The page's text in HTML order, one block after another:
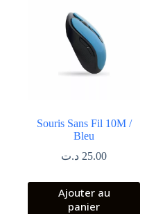
Souris Sans Fil 10M /
Bleu
25.00 د.ت
Ajouter au
panier